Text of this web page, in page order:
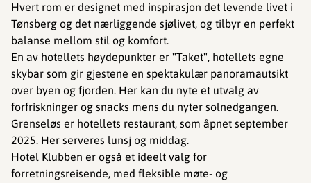
Hvert rom er designet med inspirasjon det levende livet i
Tønsberg og det nærliggende sjølivet, og tilbyr en perfekt
balanse mellom stil og komfort.
En av hotellets høydepunkter er "Taket", hotellets egne
skybar som gir gjestene en spektakulær panoramautsikt
over byen og fjorden. Her kan du nyte et utvalg av
forfriskninger og snacks mens du nyter solnedgangen.
Grenseløs er hotellets restaurant, som åpnet september
2025. Her serveres lunsj og middag.
Hotel Klubben er også et ideelt valg for
forretningsreisende, med fleksible møte- og